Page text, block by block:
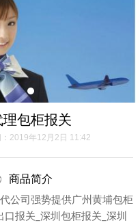
包柜报关
商品简介
2019年12月2日 11:42
公司强势提供广州黄埔包柜
口报关_深圳包柜报关_深圳